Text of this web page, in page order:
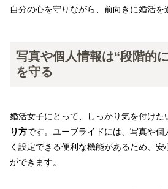
自分の心を守りながら、前向きに婚活を
写真や個人情報は“段階的
を守る
婚活女子にとって、しっかり気を付けた
り方です。ユーブライドには、写真や
く設定できる便利な機能があるため、安
ができます。